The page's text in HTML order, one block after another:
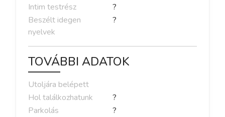
Intim testrész
?
Beszélt idegen
nyelvek
?
TOVÁBBI ADATOK
Utoljára belépett
Hol találkozhatunk
?
Parkolás
?